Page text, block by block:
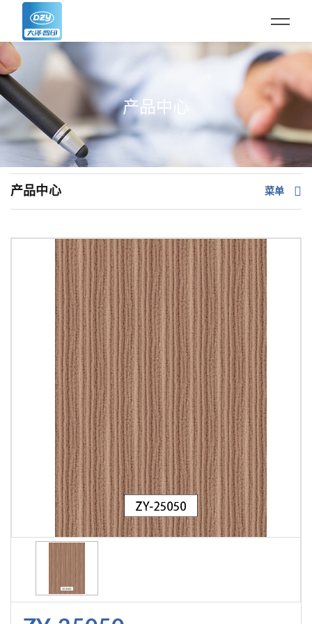
产品中心
菜单
产品中心